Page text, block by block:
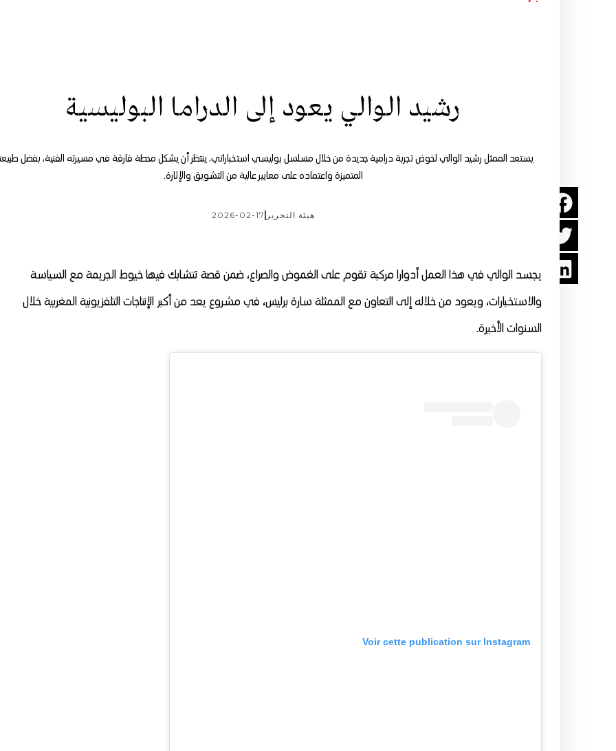
رشيد الوالي يعود إلى الدراما البوليسية
يستعد الممثل رشيد الوالي لخوض تجربة درامية جديدة من خلال مسلسل بوليسي استخباراتي، ينتظر أن يشكل محطة فارقة في مسيرته الفنية، بفضل
المتميزة واعتماده على معايير عالية من التشويق والإثارة.
هيئة التحرير 2026-02-17
يجسد الوالي في هذا العمل أدوارا مركبة تقوم على الغموض والصراع، ضمن قصة تتشابك فيها خيوط الجريمة مع السياسة
والاستخبارات، ويعود من خلاله إلى التعاون مع الممثلة سارة برليس، في مشروع يعد من أكبر الإنتاجات التلفزيونية المغربية خلال
السنوات الأخيرة.
Voir cette publication sur Instagram